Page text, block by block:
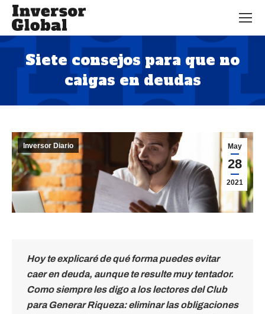
Siete consejos para que no
caigas en deudas
Estás aquí:
May
28
2021
Inversor Diario
Hoy te explicaré de qué forma puedes evitar
caer en deuda, aunque te resulte muy tentador.
Como siempre les digo a los lectores del Club
para Generar Riqueza: eliminar las obligaciones